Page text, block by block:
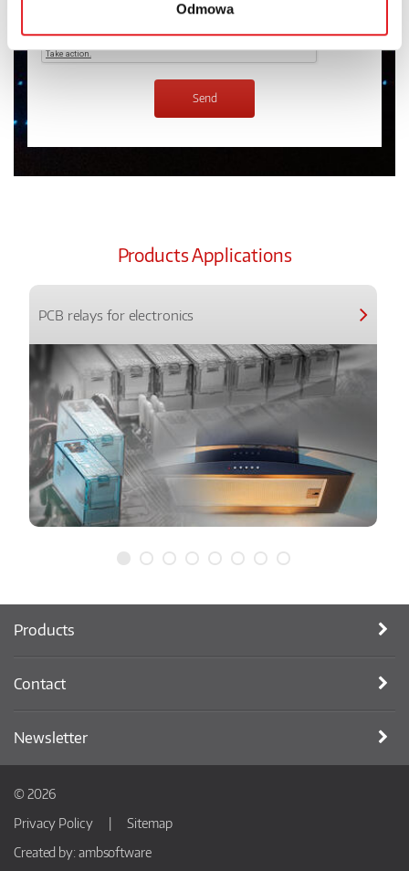
Odmowa
Products Applications
PCB relays for electronics
Products
Contact
Newsletter
© 2026
Privacy Policy
Sitemap
Created by: ambsoftware